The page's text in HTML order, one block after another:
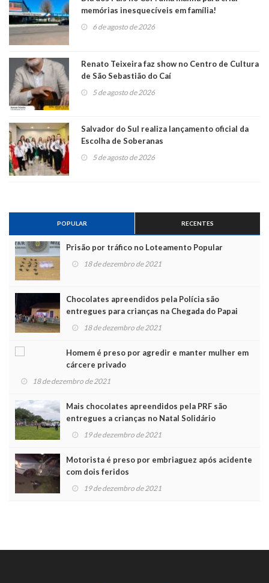
memórias inesquecíveis em família!
6 de agosto de 2026
Renato Teixeira faz show no Centro de Cultura
de São Sebastião do Caí
5 de agosto de 2026
Salvador do Sul realiza lançamento oficial da
Escolha de Soberanas
5 de agosto de 2026
POPULAR RECENTES
Prisão por tráfico no Loteamento Popular
18 de dezembro de 2021
Chocolates apreendidos pela Polícia são
entregues para crianças na Chegada do Papai
Noel 18 de dezembro de 2021
Homem é preso por agredir e manter mulher em
cárcere privado
18 de dezembro de 2021
Mais chocolates apreendidos pela PRF são
entregues a crianças no Natal Solidário
19 de dezembro de 2021
Motorista é preso por embriaguez após acidente
com dois feridos
19 de dezembro de 2021